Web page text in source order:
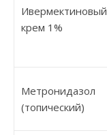
Ивермектиновый
крем 1%
Метронидазол
(топический)